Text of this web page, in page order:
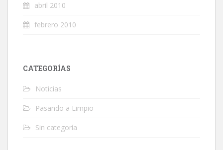
abril 2010
febrero 2010
CATEGORÍAS
Noticias
Pasando a Limpio
Sin categoría